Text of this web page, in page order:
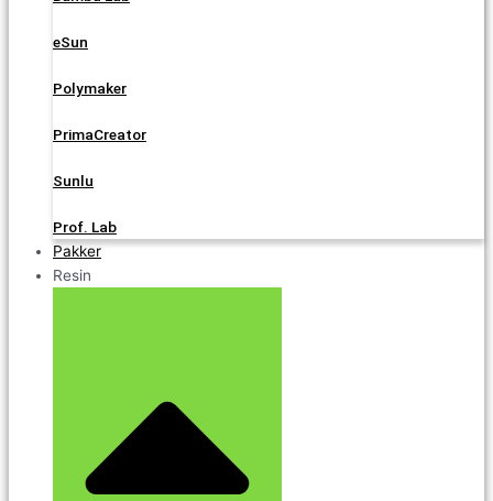
eSun
Polymaker
PrimaCreator
Sunlu
Prof. Lab
Pakker
Resin